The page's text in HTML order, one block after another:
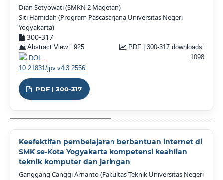
Dian Setyowati (SMKN 2 Magetan)
Siti Hamidah (Program Pascasarjana Universitas Negeri
Yogyakarta)
300-317
Abstract View : 925
PDF | 300-317 downloads:
1098
DOI :
10.21831/jpv.v4i3.2556
PDF | 300-317
Keefektifan pembelajaran berbantuan internet di
SMK se-Kota Yogyakarta kompetensi keahlian
teknik komputer dan jaringan
Ganggang Canggi Arnanto (Fakultas Teknik Universitas Negeri